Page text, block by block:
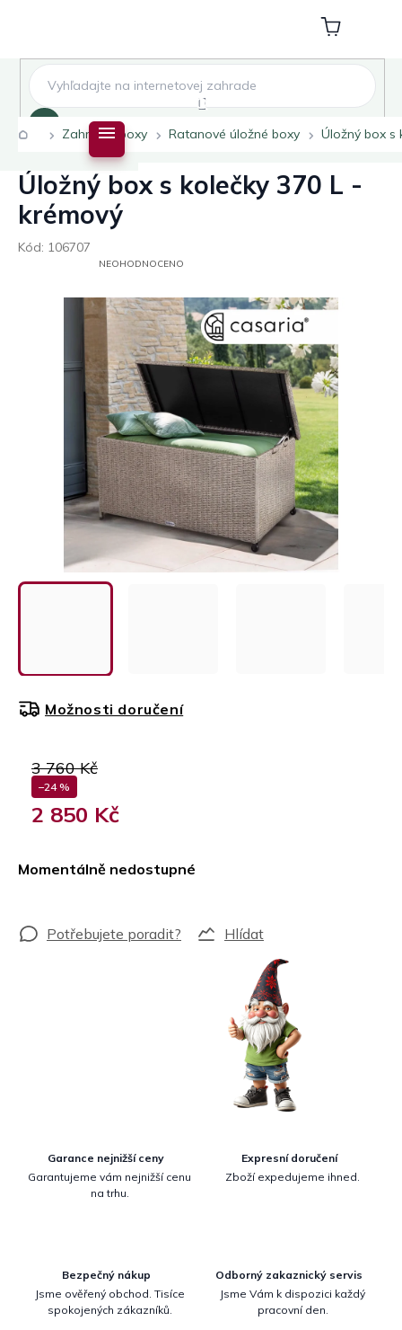
Nákupní
košík
DomůZahradní boxy Ratanové úložné boxy Úložný box s
Úložný box s kolečky 370 L -
krémový
Kód: 106707
PRŮMĚRNÉ
HVĚZDIČEK.
NEOHODNOCENO
3 760 Kč
–24 %
2 850 Kč
Momentálně nedostupné
Možnosti doručení
Hlídat
Garance nejnižší ceny
Garantujeme vám nejnižší cenu
na trhu.
Expresní doručení
Zboží expedujeme ihned.
Bezpečný nákup
Jsme ověřený obchod. Tisíce
spokojených zákazníků.
Odborný zakaznický servis
Jsme Vám k dispozici každý
pracovní den.